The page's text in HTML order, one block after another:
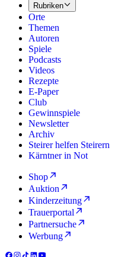
Rubriken
Orte
Themen
Autoren
Spiele
Podcasts
Videos
Rezepte
E-Paper
Club
Gewinnspiele
Newsletter
Archiv
Steirer helfen Steirern
Kärntner in Not
Shop
Auktion
Kinderzeitung
Trauerportal
Partnersuche
Werbung